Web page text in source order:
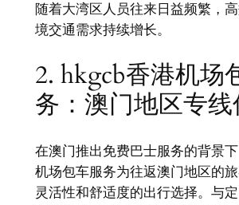
随着大湾区人员往来日益频繁，
境交通需求持续增长。
2. hkgcb香港机场
务：澳门地区专
在澳门推出免费巴士服务的背景
机场包车服务为往返澳门地区的
灵活性和舒适度的出行选择。与